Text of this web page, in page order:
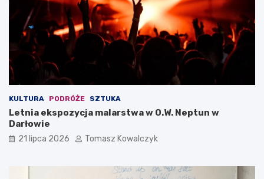
KULTURA PODRÓŻE SZTUKA
Letnia ekspozycja malarstwa w O.W. Neptun w
Darłowie
21 lipca 2026 Tomasz Kowalczyk